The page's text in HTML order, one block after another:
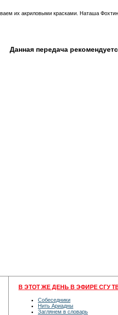
их акриловыми красками. Наташа
Данная передача
В ЭТОТ ЖЕ ДЕНЬ В ЭФИРЕ СГУ
Собеседники
Нить Ариадны
Заглянем в словарь